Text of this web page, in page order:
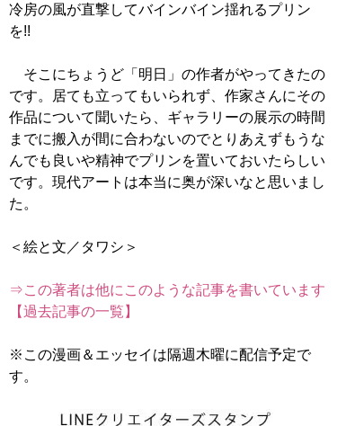
冷房の風が直撃してバインバイン揺れるプリン
を!!
そこにちょうど「明日」の作者がやってきたの
です。居ても立ってもいられず、作家さんにその
作品について聞いたら、ギャラリーの展示の時間
までに搬入が間に合わないのでとりあえずもうな
んでも良いや精神でプリンを置いておいたらしい
です。現代アートは本当に奥が深いなと思いまし
た。
＜絵と文／タワシ＞
⇒この著者は他にこのような記事を書いています
【過去記事の一覧】
※この漫画＆エッセイは隔週木曜に配信予定で
す。